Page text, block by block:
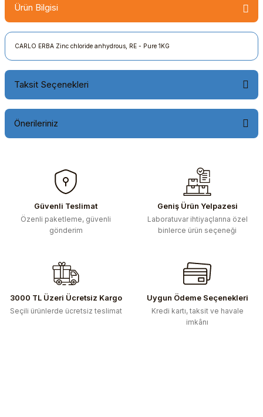
Ürün Bilgisi
CARLO ERBA Zinc chloride anhydrous, RE - Pure 1KG
Taksit Seçenekleri
Önerileriniz
konularda yetersiz gördüğünüz noktaları öneri formunu
kullanarak tarafımıza iletebilirsiniz.
Görüş ve önerileriniz için teşekkür ederiz.
Ürün resmi kalitesiz, bozuk veya görüntülenemiyor.
Ürün fiyatı diğer sitelerden daha pahalı.
Bu ürüne benzer farklı alternatifler olmalı.
Güvenli Teslimat
Özenli paketleme, güvenli
gönderim
Geniş Ürün Yelpazesi
Laboratuvar ihtiyaçlarına özel
binlerce ürün seçeneği
3000 TL Üzeri Ücretsiz Kargo
Seçili ürünlerde ücretsiz teslimat
Uygun Ödeme Seçenekleri
Kredi kartı, taksit ve havale
imkânı